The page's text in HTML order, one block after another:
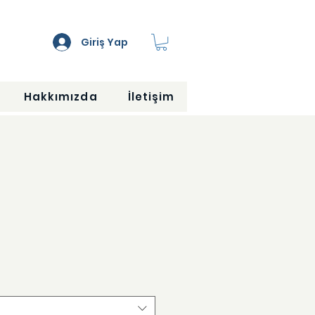
Giriş Yap
Hakkımızda İletişim